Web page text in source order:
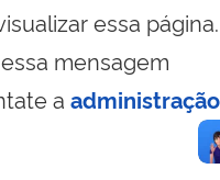
essa
mensagem
a